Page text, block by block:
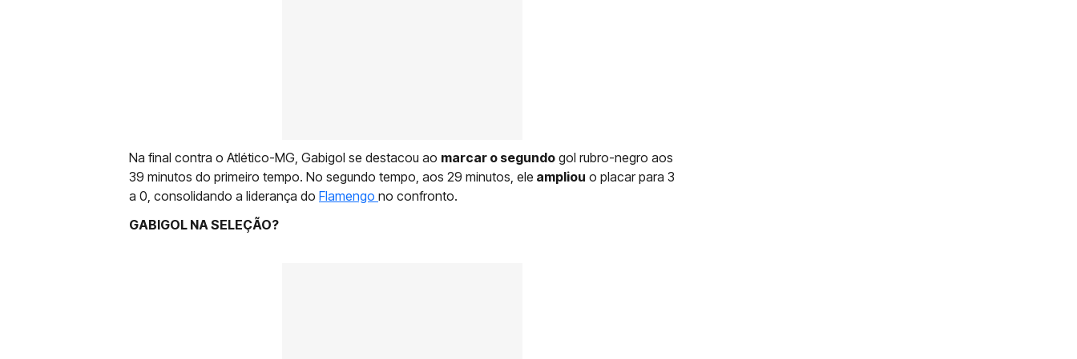
Na final contra o Atlético-MG, Gabigol se destacou ao marcar o segundo gol rubro-negro aos
39 minutos do primeiro tempo. No segundo tempo, aos 29 minutos, ele ampliou o placar para 3
a 0, consolidando a liderança do Flamengo no confronto.
GABIGOL NA SELEÇÃO?